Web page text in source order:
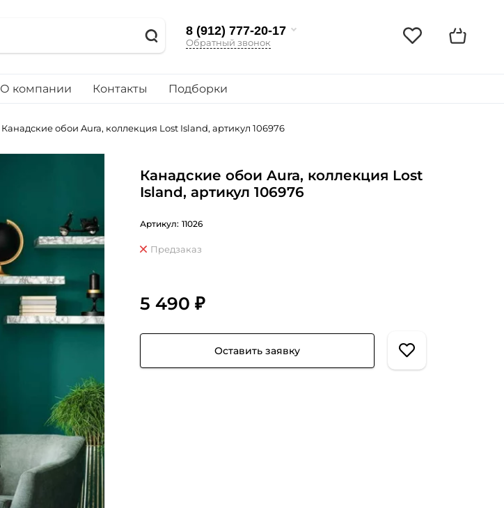
8 (912) 777-20-17
Обратный звонок
О компании Контакты Подборки
Канадские обои Aura, коллекция Lost Island, артикул 106976
Канадские обои Aura, коллекция Lost
Island, артикул 106976
Артикул: 11026
Предзаказ
5 490 ₽
Оставить заявку